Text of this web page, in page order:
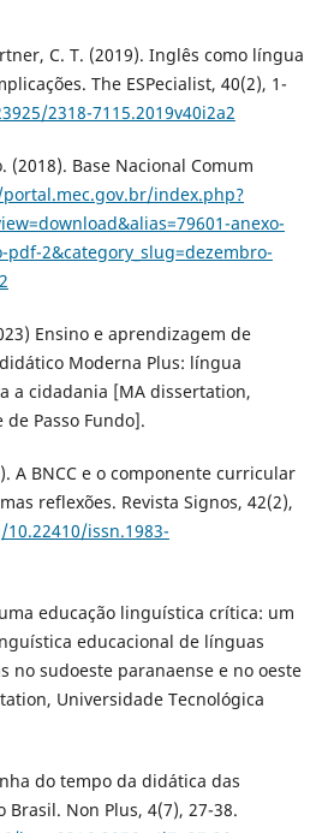
C. T. (2019). Inglês como língua
The ESPecialist, 40(2), 1-
2318-7115.2019v40i2a2
(2018). Base Nacional Comum
index.php?
anexo-
2&category_slug=dezembro-
Ensino e aprendizagem de
Moderna Plus: língua
a cidadania [MA dissertation,
Passo Fundo].
A BNCC e o componente curricular
reflexões. Revista Signos, 42(2),
issn.1983-
educação linguística crítica: um
educacional de línguas
no sudoeste paranaense e no oeste
Universidade Tecnológica
do tempo da didática das
Non Plus, 4(7), 27-38.